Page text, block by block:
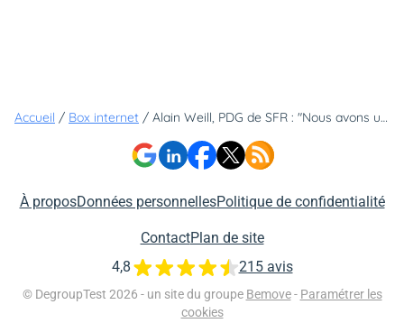
Accueil / Box internet / Alain Weill, PDG de SFR : "Nous avons un programme de 1,3 million de prises fibre sur le territoire en 2019"
À proposDonnées personnellesPolitique de confidentialité
ContactPlan de site
© DegroupTest 2026 - un site du groupe Bemove - Paramétrer les
cookies
4,8 215 avis